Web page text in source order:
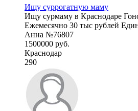
Ищу суррогатную маму
Ищу сурмаму в Краснодаре
Ежемесячно 30 тыс рублей
Анна №76807
1500000 руб.
Краснодар
290